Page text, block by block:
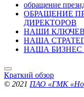
обращение
ОБРАЩЕНИЕ
ДИРЕКТОРОВ
НАШИ
НАША
НАША БИЗНЕС
Краткий обзор
© 2021 ПАО «ГМК